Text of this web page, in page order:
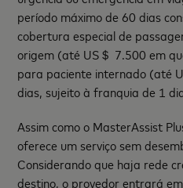
período máximo de 60 dias
cobertura especial de
origem (até US＄ 7.500 em
para paciente internado (até
dias, sujeito à franquia de 1
Assim como o MasterAssist
oferece um serviço sem
Considerando que haja rede
destino, o provedor entrará